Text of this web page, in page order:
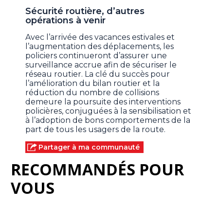
Sécurité routière, d’autres
opérations à venir
Avec l’arrivée des vacances estivales et
l’augmentation des déplacements, les
policiers continueront d’assurer une
surveillance accrue afin de sécuriser le
réseau routier. La clé du succès pour
l’amélioration du bilan routier et la
réduction du nombre de collisions
demeure la poursuite des interventions
policières, conjuguées à la sensibilisation et
à l’adoption de bons comportements de la
part de tous les usagers de la route.
Partager à ma communauté
RECOMMANDÉS POUR
VOUS